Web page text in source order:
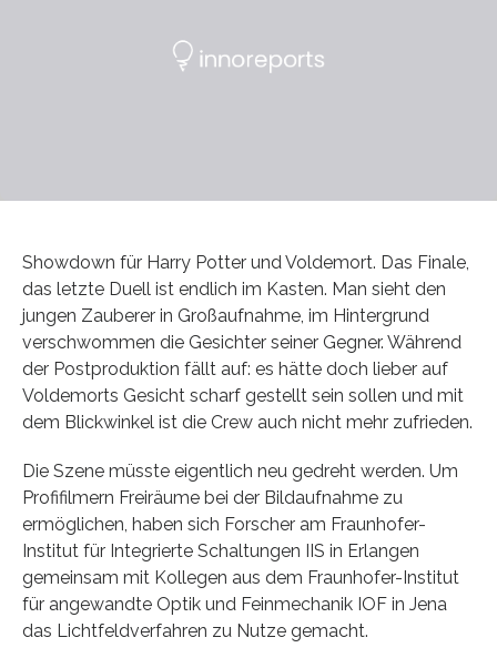
Showdown für Harry Potter und Voldemort. Das Finale,
das letzte Duell ist endlich im Kasten. Man sieht den
jungen Zauberer in Großaufnahme, im Hintergrund
verschwommen die Gesichter seiner Gegner. Während
der Postproduktion fällt auf: es hätte doch lieber auf
Voldemorts Gesicht scharf gestellt sein sollen und mit
dem Blickwinkel ist die Crew auch nicht mehr zufrieden.
Die Szene müsste eigentlich neu gedreht werden. Um
Profifilmern Freiräume bei der Bildaufnahme zu
ermöglichen, haben sich Forscher am Fraunhofer-
Institut für Integrierte Schaltungen IIS in Erlangen
gemeinsam mit Kollegen aus dem Fraunhofer-Institut
für angewandte Optik und Feinmechanik IOF in Jena
das Lichtfeldverfahren zu Nutze gemacht.